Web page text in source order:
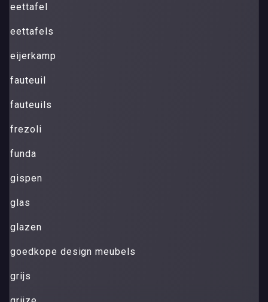
eettafel
eettafels
eijerkamp
fauteuil
fauteuils
frezoli
funda
gispen
glas
glazen
goedkope design meubels
grijs